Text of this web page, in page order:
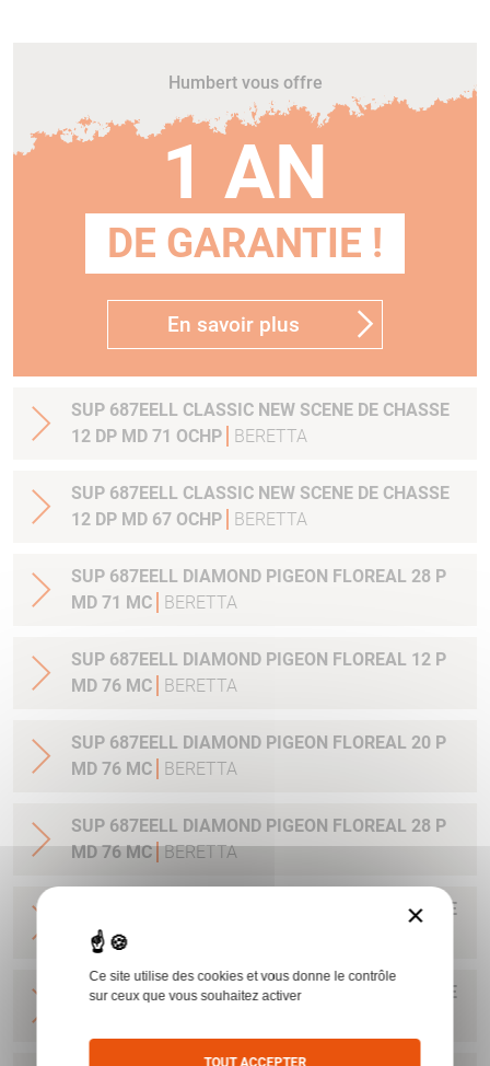
Humbert vous offre
1 AN
DE GARANTIE !
En savoir plus
SUP 687EELL CLASSIC NEW SCENE DE CHASSE
12 DP MD 71 OCHP
BERETTA
SUP 687EELL CLASSIC NEW SCENE DE CHASSE
12 DP MD 67 OCHP
BERETTA
SUP 687EELL DIAMOND PIGEON FLOREAL 28 P
MD 71 MC
BERETTA
SUP 687EELL DIAMOND PIGEON FLOREAL 12 P
MD 76 MC
BERETTA
SUP 687EELL DIAMOND PIGEON FLOREAL 20 P
MD 76 MC
BERETTA
SUP 687EELL DIAMOND PIGEON FLOREAL 28 P
MD 76 MC BERETTA
12 P MD 71 MC
SUP 687EELL DIAMOND PIGEON SCENE CHASSE
×
Ce site utilise des cookies et vous donne le contrôle
sur ceux que vous souhaitez activer
TOUT ACCEPTER